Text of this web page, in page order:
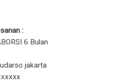
:
6 Bulan
jakarta